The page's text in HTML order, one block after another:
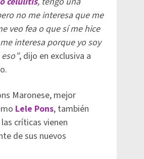
no me interesa que me
veo fea o que sí me hice
interesa porque yo soy
, dijo en exclusiva a
Maronese, mejor
Lele Pons, también
críticas vienen
de sus nuevos